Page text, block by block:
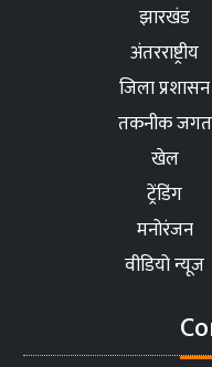
झारखंड
अंतरराष्ट्रीय
जिला प्रशासन
तकनीक जगत
खेल
ट्रेंडिंग
मनोरंजन
वीडियो न्यूज